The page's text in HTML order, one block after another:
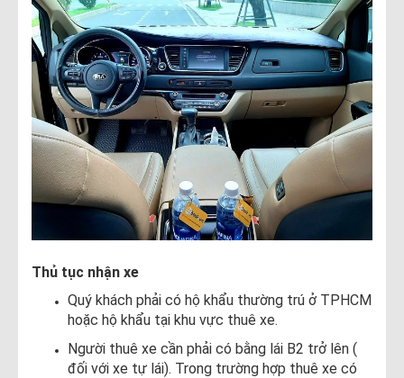
Thủ tục nhận xe
Quý khách phải có hộ khẩu thường trú ở TPHCM
hoặc hộ khẩu tại khu vực thuê xe.
Người thuê xe cần phải có bằng lái B2 trở lên (
đối với xe tự lái). Trong trường hợp thuê xe có